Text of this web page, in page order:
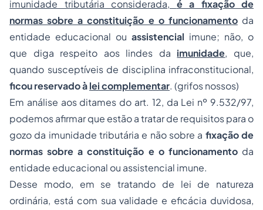
imunidade tributária considerada, é a fixação de
normas sobre a constituição e o funcionamentoda
entidade educacional ou assistencial imune; não, o
que diga respeito aos lindes da imunidade, que,
quando susceptíveis de disciplina infraconstitucional,
ficou reservado àlei complementar. (grifos nossos)
Em análise aos ditames do art. 12, da Lei nº 9.532/97,
podemos afirmar que estão a tratar de requisitos para o
gozo da imunidade tributária e não sobre a fixação de
normas sobre a constituição e o funcionamento da
entidade educacional ou assistencial imune.
Desse modo, em se tratando de lei de natureza
ordinária, está com sua validade e eficácia duvidosa,